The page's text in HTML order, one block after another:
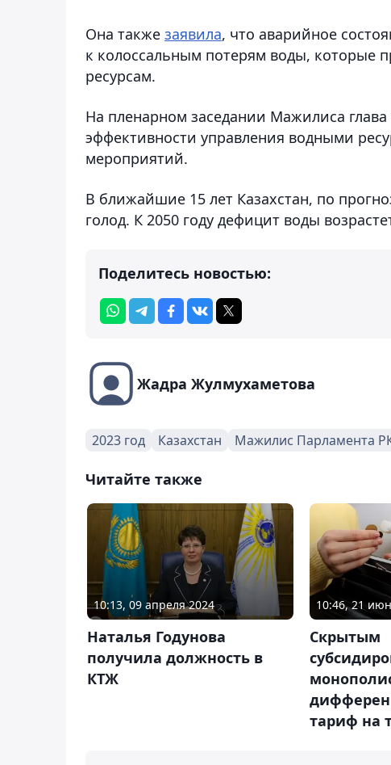
Она также заявила, что аварийное
к колоссальным потерям воды, которые
ресурсам.
На пленарном заседании Мажилиса
эффективности управления водными
мероприятий.
В ближайшие 15 лет Казахстан, по
голод. К 2050 году дефицит воды
Поделитесь новостью:
Жадра Жулмухаметова
2023 год Казахстан Мажилис Парламента
Читайте также
10:13, 09 апреля 2024
Наталья Годунова
получила должность в
КТЖ
10:46, 21
Скрытым
тариф на